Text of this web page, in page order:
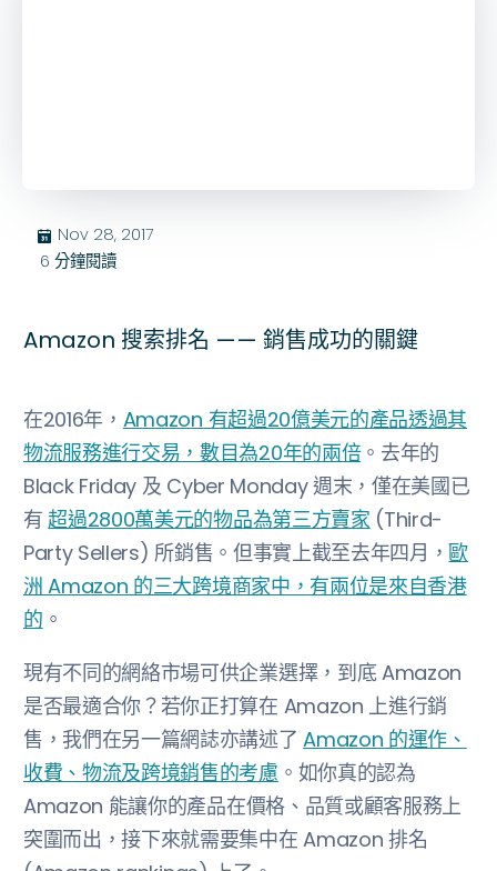
בּ Nov 28, 2017
6 分鐘閱讀
Amazon 搜索排名 —— 銷售成功的關鍵
在2016年， Amazon 有超過20億美元的產品透過其
物流服務進行交易，數目為20年的兩倍。去年的
Black Friday 及 Cyber Monday 週末，僅在美國已
有 超過2800萬美元的物品為第三方賣家 (Third-
Party Sellers) 所銷售。但事實上截至去年四月，歐
洲 Amazon 的三大跨境商家中，有兩位是來自香港
的 。
現有不同的網絡市場可供企業選擇，到底 Amazon
是否最適合你？若你正打算在 Amazon 上進行銷
售，我們在另一篇網誌亦講述了Amazon 的運作、
收費、物流及跨境銷售的考慮 。如你真的認為
Amazon 能讓你的產品在價格、品質或顧客服務上
突圍而出，接下來就需要集中在 Amazon 排名